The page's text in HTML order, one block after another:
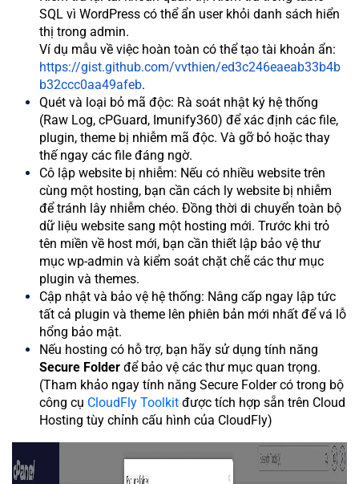
SQL vì WordPress có thể ẩn user khỏi danh sách hiển
thị trong admin.
Ví dụ mẫu về việc hoàn toàn có thể tạo tài khoản ẩn:
https://gist.github.com/vvthien/ed3c246eaeab33b4b
b32ccc0aa49afeb.
Quét và loại bỏ mã độc: Rà soát nhật ký hệ thống
(Raw Log, cPGuard, Imunify360) để xác định các file,
plugin, theme bị nhiễm mã độc. Và gỡ bỏ hoặc thay
thế ngay các file đáng ngờ.
Cô lập website bị nhiễm: Nếu có nhiều website trên
cùng một hosting, bạn cần cách ly website bị nhiễm
để tránh lây nhiễm chéo. Đồng thời di chuyển toàn bộ
dữ liệu website sang một hosting mới. Trước khi trỏ
tên miền về host mới, bạn cần thiết lập bảo vệ thư
mục wp-admin và kiểm soát chặt chẽ các thư mục
plugin và themes.
Cập nhật và bảo vệ hệ thống: Nâng cấp ngay lập tức
tất cả plugin và theme lên phiên bản mới nhất để vá lỗ
hổng bảo mật.
Nếu hosting có hỗ trợ, bạn hãy sử dụng tính năng
Secure Folder để bảo vệ các thư mục quan trọng.
(Tham khảo ngay tính năng Secure Folder có trong bộ
công cụ CloudFly Toolkit được tích hợp sẵn trên Cloud
Hosting tùy chỉnh cấu hình của CloudFly)